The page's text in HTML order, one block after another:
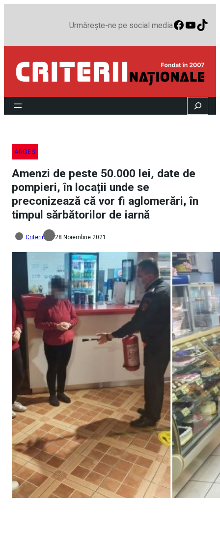
Urmărește-ne pe social media
Search
ARGEȘ
Amenzi de peste 50.000 lei, date de
pompieri, în locații unde se
preconizează că vor fi aglomerări, în
timpul sărbătorilor de iarnă
Criterii 28 Noiembrie 2021